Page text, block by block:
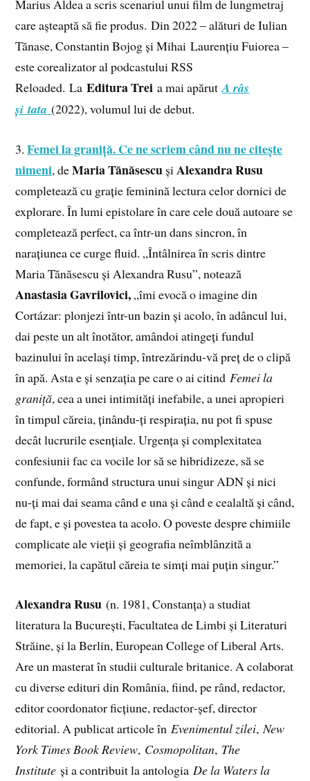
Marius Aldea a scris scenariul unui film de lungmetraj
care așteaptă să fie produs. Din 2022 – alături de Iulian
Tănase, Constantin Bojog și Mihai Laurențiu Fuiorea –
este corealizator al podcastului RSS
Reloaded. La Editura Trei a mai apărutA râs
și tata(2022), volumul lui de debut.
3.Femei la graniță. Ce ne scriem când nu ne citește
nimeni, deMaria Tănăsescu șiAlexandra Rusu
completează cu grație feminină lectura celor dornici de
explorare. În lumi epistolare în care cele două autoare se
completează perfect, ca într-un dans sincron, în
narațiunea ce curge fluid. „Întâlnirea în scris dintre
Maria Tănăsescu și Alexandra Rusu”, notează
Anastasia Gavrilovici, „îmi evocă o imagine din
Cortázar: plonjezi într-un bazin și acolo, în adâncul lui,
dai peste un alt înotător, amândoi atingeți fundul
bazinului în același timp, întrezărindu-vă preț de o clipă
în apă. Asta e și senzația pe care o ai citindFemei la
graniță, cea a unei intimități inefabile, a unei apropieri
în timpul căreia, ținându-ți respirația, nu pot fi spuse
decât lucrurile esențiale. Urgența și complexitatea
confesiunii fac ca vocile lor să se hibridizeze, să se
confunde, formând structura unui singur ADN și nici
nu-ți mai dai seama când e una și când e cealaltă și când,
de fapt, e și povestea ta acolo. O poveste despre chimiile
complicate ale vieții și geografia neîmblânzită a
memoriei, la capătul căreia te simți mai puțin singur.”
Alexandra Rusu (n. 1981, Constanța) a studiat
literatura la București, Facultatea de Limbi și Literaturi
Străine, și la Berlin, European College of Liberal Arts.
Are un masterat în studii culturale britanice. A colaborat
cu diverse edituri din România, fiind, pe rând, redactor,
editor coordonator ficțiune, redactor‑șef, director
editorial. A publicat articole înEvenimentul zilei,New
York Times Book Review, Cosmopolitan, The
Institute și a contribuit la antologiaDe la Waters la